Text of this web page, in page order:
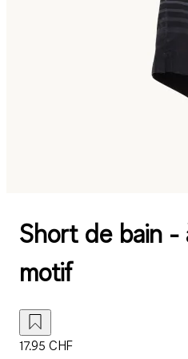
Short de bain -
motif
17.95 CHF